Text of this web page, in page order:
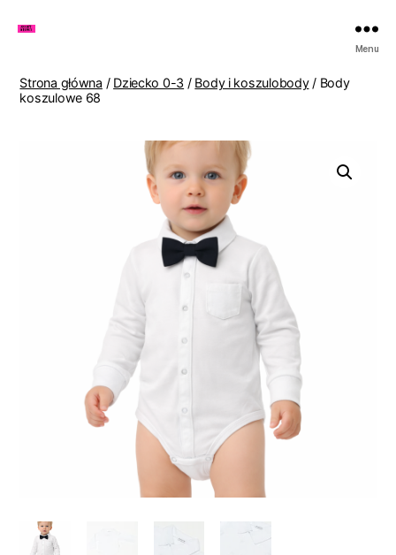
Lenki
Menu
Strona główna / Dziecko 0-3 / Body i koszulobody/ Body
koszulowe 68